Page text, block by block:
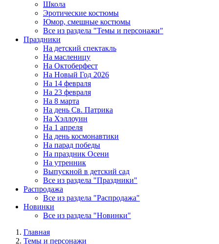
Школа
Эротические костюмы
Юмор, смешные костюмы
Все из раздела "Темы и персонажи"
Праздники
На детский спектакль
На масленицу
На Октоберфест
На Новый Год 2026
На 14 февраля
На 23 февраля
На 8 марта
На день Св. Патрика
На Хэллоуин
На 1 апреля
На день космонавтики
На парад победы
На праздник Осени
На утренник
Выпускной в детский сад
Все из раздела "Праздники"
Распродажа
Все из раздела "Распродажа"
Новинки
Все из раздела "Новинки"
Главная
Темы и персонажи